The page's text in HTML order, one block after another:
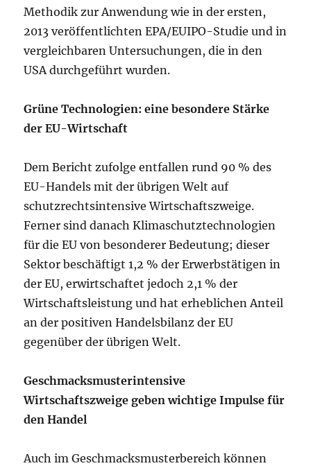
Methodik zur Anwendung wie in der ersten,
2013 veröffentlichten EPA/EUIPO-Studie und in
vergleichbaren Untersuchungen, die in den
USA durchgeführt wurden.
Grüne Technologien: eine besondere Stärke
der EU-Wirtschaft
Dem Bericht zufolge entfallen rund 90 % des
EU-Handels mit der übrigen Welt auf
schutzrechtsintensive Wirtschaftszweige.
Ferner sind danach Klimaschutztechnologien
für die EU von besonderer Bedeutung; dieser
Sektor beschäftigt 1,2 % der Erwerbstätigen in
der EU, erwirtschaftet jedoch 2,1 % der
Wirtschaftsleistung und hat erheblichen Anteil
an der positiven Handelsbilanz der EU
gegenüber der übrigen Welt.
Geschmacksmusterintensive
Wirtschaftszweige geben wichtige Impulse für
den Handel
Auch im Geschmacksmusterbereich können